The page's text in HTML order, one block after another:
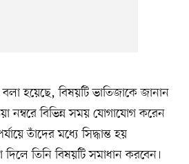
হয়েছে, বিষয়টি ভাতিজাকে জানান
নম্বরে বিভিন্ন সময় যোগাযোগ করেন
তাঁদের মধ্যে সিদ্ধান্ত হয়
তিনি বিষয়টি সমাধান করবেন।